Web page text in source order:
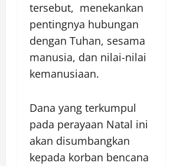
tersebut, menekankan
pentingnya hubungan
dengan Tuhan, sesama
manusia, dan nilai-nilai
kemanusiaan.
Dana yang terkumpul
pada perayaan Natal ini
akan disumbangkan
kepada korban bencana